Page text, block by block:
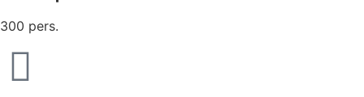
300 pers.